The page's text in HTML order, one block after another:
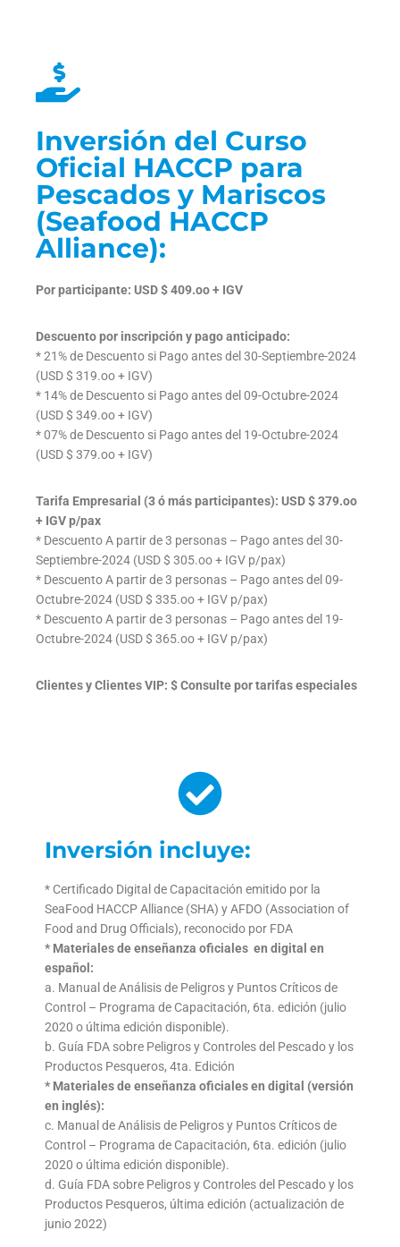
Inversión del Curso
Oficial HACCP para
Pescados y Mariscos
(Seafood HACCP
Alliance):
Por participante: USD $ 409.oo + IGV
Descuento por inscripción y pago anticipado:
* 21% de Descuento si Pago antes del 30-Septiembre-2024
(USD $ 319.oo + IGV)
* 14% de Descuento si Pago antes del 09-Octubre-2024
(USD $ 349.oo + IGV)
* 07% de Descuento si Pago antes del 19-Octubre-2024
(USD $ 379.oo + IGV)
Tarifa Empresarial (3 ó más participantes): USD $ 379.oo
+ IGV p/pax
* Descuento A partir de 3 personas – Pago antes del 30-
Septiembre-2024 (USD $ 305.oo + IGV p/pax)
* Descuento A partir de 3 personas – Pago antes del 09-
Octubre-2024 (USD $ 335.oo + IGV p/pax)
* Descuento A partir de 3 personas – Pago antes del 19-
Octubre-2024 (USD $ 365.oo + IGV p/pax)
Clientes y Clientes VIP: $ Consulte por tarifas especiales
Inversión incluye:
* Certificado Digital de Capacitación emitido por la
SeaFood HACCP Alliance (SHA) y AFDO (Association of
Food and Drug Officials), reconocido por FDA
* Materiales de enseñanza oficiales en digital en
español:
a. Manual de Análisis de Peligros y Puntos Críticos de
Control – Programa de Capacitación, 6ta. edición (julio
2020 o última edición disponible).
b. Guía FDA sobre Peligros y Controles del Pescado y los
Productos Pesqueros, 4ta. Edición
* Materiales de enseñanza oficiales en digital (versión
en inglés):
c. Manual de Análisis de Peligros y Puntos Críticos de
Control – Programa de Capacitación, 6ta. edición (julio
2020 o última edición disponible).
d. Guía FDA sobre Peligros y Controles del Pescado y los
Productos Pesqueros, última edición (actualización de
junio 2022)